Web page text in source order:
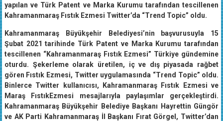
yapılan ve Türk Patent ve Marka Kurumu tarafından tescillenen
Kahramanmaraş Fıstık Ezmesi Twitter’da “Trend Topic” oldu.
Kahramanmaraş Büyükşehir Belediyesi’nin başvurusuyla 15
Şubat 2021 tarihinde Türk Patent ve Marka Kurumu tarafından
tescillenen “Kahramanmaraş Fıstık Ezmesi” Türkiye gündemine
oturdu. Şekerleme olarak üretilen, iç ve dış piyasada rağbet
gören Fıstık Ezmesi, Twitter uygulamasında “Trend Topic” oldu.
Binlerce Twitter kullanıcısı, Kahramanmaraş Fıstık Ezmesi ve
Maraş FıstıkEzmesi mesajlarıyla paylaşımlar gerçekleştirdi.
Kahramanmaraş Büyükşehir Belediye Başkanı Hayrettin Güngör
ve AK Parti Kahramanmaraş İl Başkanı Fırat Görgel, Twitter’dan